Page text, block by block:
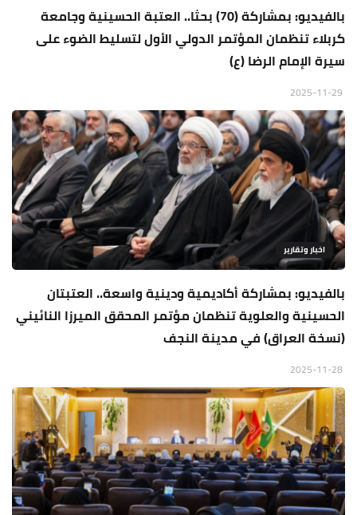
بالفيديو: بمشاركة (70) بحثا.. العتبة الحسينية وجامعة
كربلاء تنظمان المؤتمر الدولي الأول لتسليط الضوء على
سيرة الإمام الرضا (ع)
اخبار وتقارير
بالفيديو: بمشاركة أكاديمية ودينية واسعة.. العتبتان
الحسينية والعلوية تنظمان مؤتمر المحقق الميرزا النائيني
(نسخة العراق) في مدينة النجف